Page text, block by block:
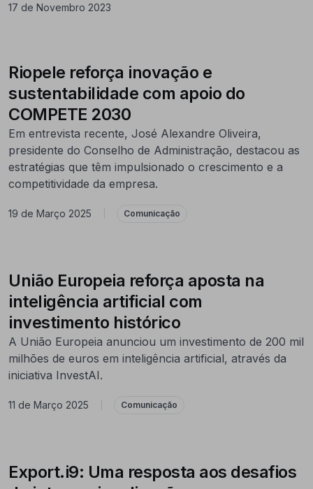
17 de Novembro 2023
Riopele reforça inovação e
sustentabilidade com apoio do
COMPETE 2030
Em entrevista recente, José Alexandre Oliveira,
presidente do Conselho de Administração, destacou as
estratégias que têm impulsionado o crescimento e a
competitividade da empresa.
19 de Março 2025 Comunicação
União Europeia reforça aposta na
inteligência artificial com
investimento histórico
A União Europeia anunciou um investimento de 200 mil
milhões de euros em inteligência artificial, através da
iniciativa InvestAI.
11 de Março 2025 Comunicação
Export.i9: Uma resposta aos desafios